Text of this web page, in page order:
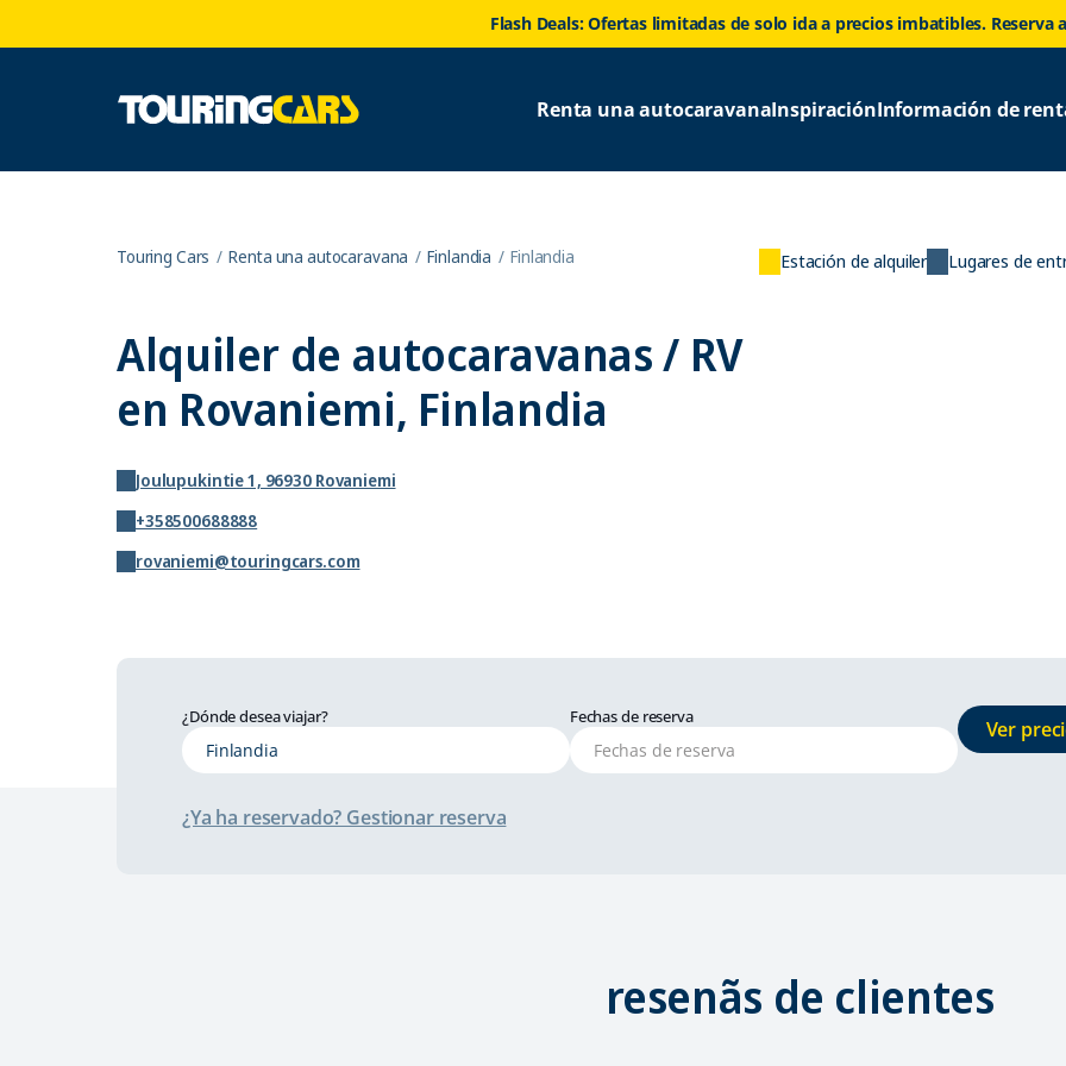
Flash Deals: Ofertas limitadas de solo ida a precios imbatibles. Reserva
Renta una autocaravanaInspiraciónInformación de
Touring Cars Renta una autocaravana Finlandia Finlandia
Alquiler de autocaravanas / RV
en Rovaniemi, Finlandia
Joulupukintie 1, 96930 Rovaniemi
+358500688888
rovaniemi@touringcars.com
Estación de alquiler Lugares de
¿Dónde desea viajar? Fechas de reserva Ver
¿Ya ha reservado? Gestionar reserva
resenãs de clientes